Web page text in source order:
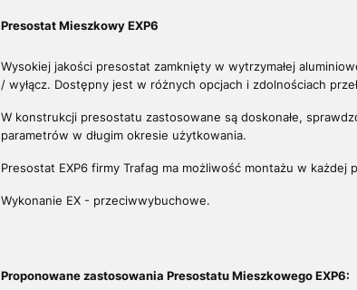
Presostat Mieszkowy EXP6
Wysokiej jakości presostat zamknięty w wytrzymałej
/ wyłącz. Dostępny jest w różnych opcjach i zdolnościach
W konstrukcji presostatu zastosowane są doskonałe,
parametrów w długim okresie użytkowania.
Presostat EXP6 firmy Trafag ma możliwość montażu w każdej
Wykonanie EX - przeciwwybuchowe.
Proponowane zastosowania Presostatu Mieszkowego EXP6: